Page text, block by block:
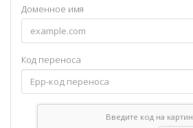
Доменное имя
Код переноса
Введите код на